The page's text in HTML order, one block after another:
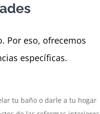
Por eso, ofrecemos
específicas.
tu baño o darle a tu hogar